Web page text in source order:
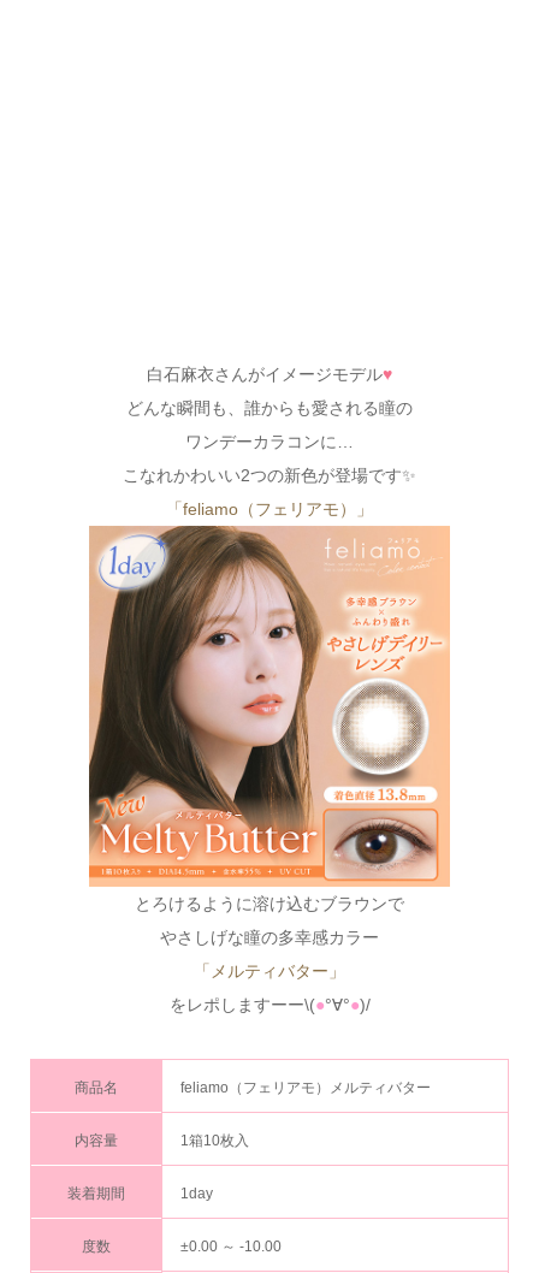
白石麻衣さんがイメージモデル♥
どんな瞬間も、誰からも愛される瞳の
ワンデーカラコンに…
こなれかわいい2つの新色が登場です✨
「feliamo（フェリアモ）」
とろけるように溶け込むブラウンで
やさしげな瞳の多幸感カラー
「メルティバター」
をレポしますーー\(●°∀°●)/
商品名 feliamo（フェリアモ）メルティバター
内容量 1箱10枚入
装着期間 1day
度数 ±0.00 ～ -10.00